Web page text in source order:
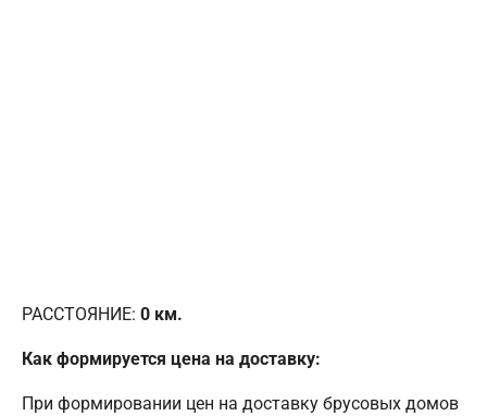
РАССТОЯНИЕ: 0 км.
Как формируется цена на доставку:
При формировании цен на доставку брусовых домов